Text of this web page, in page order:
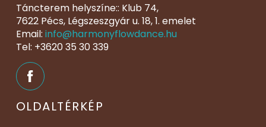
Táncterem helyszíne:: Klub 74,
7622 Pécs, Légszeszgyár u. 18, 1. emelet
Email: info@harmonyflowdance.hu
Tel: +3620 35 30 339
OLDALTÉRKÉP